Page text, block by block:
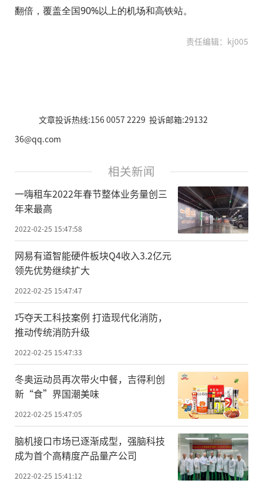
翻倍，覆盖全国90%以上的机场和高铁站。
责任编辑：kj005
文章投诉热线:156 0057 2229 投诉邮箱:29132
36@qq.com
相关新闻
一嗨租车2022年春节整体业务量创三
年来最高
2022-02-25 15:47:58
网易有道智能硬件板块Q4收入3.2亿元
领先优势继续扩大
2022-02-25 15:47:47
巧夺天工科技案例 打造现代化消防，
推动传统消防升级
2022-02-25 15:47:33
冬奥运动员再次带火中餐，吉得利创
新“食”界国潮美味
2022-02-25 15:47:05
脑机接口市场已逐渐成型，强脑科技
成为首个高精度产品量产公司
2022-02-25 15:41:12